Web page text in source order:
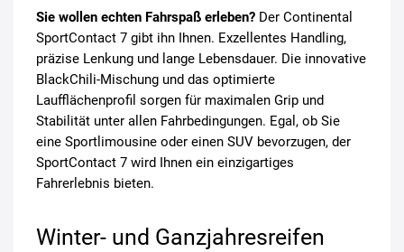
Sie wollen echten Fahrspaß erleben? Der Continental
SportContact 7 gibt ihn Ihnen. Exzellentes Handling,
präzise Lenkung und lange Lebensdauer. Die innovative
BlackChili-Mischung und das optimierte
Laufflächenprofil sorgen für maximalen Grip und
Stabilität unter allen Fahrbedingungen. Egal, ob Sie
eine Sportlimousine oder einen SUV bevorzugen, der
SportContact 7 wird Ihnen ein einzigartiges
Fahrerlebnis bieten.
Winter- und Ganzjahresreifen